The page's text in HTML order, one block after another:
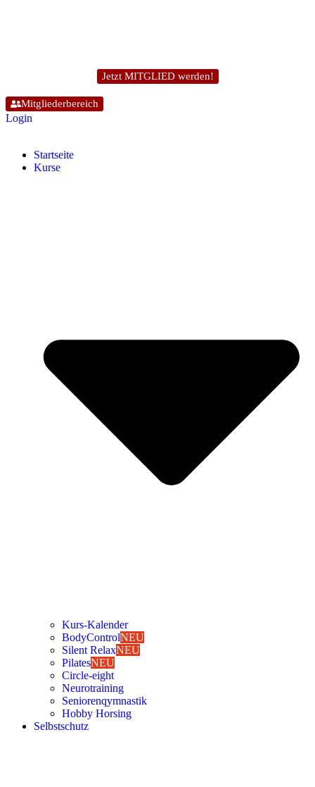
Jetzt MITGLIED werden!
Mitgliederbereich
Login
Start­sei­te
Kur­se
Kurs-Kalen­­der
Body­Con­trolNEU
Silent RelaxNEU
Pila­tesNEU
Cir­cle-eight
Neu­ro­trai­ning
Senio­ren­qym­nas­tik
Hob­by Hor­sing
Selbst­schutz